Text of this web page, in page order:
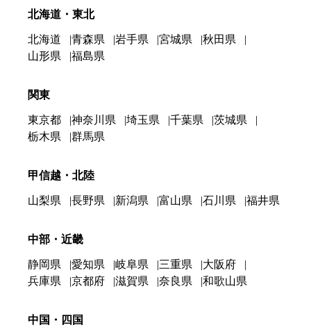
北海道・東北
北海道 青森県 岩手県 宮城県
秋田県
山形県
福島県
関東
東京都 神奈川県 埼玉県 千葉県
茨城県
栃木県
群馬県
甲信越・北陸
山梨県 長野県 新潟県 富山県 石川県 福井県
中部・近畿
静岡県 愛知県 岐阜県 三重県
大阪府
兵庫県
京都府 滋賀県 奈良県 和歌山県
中国・四国